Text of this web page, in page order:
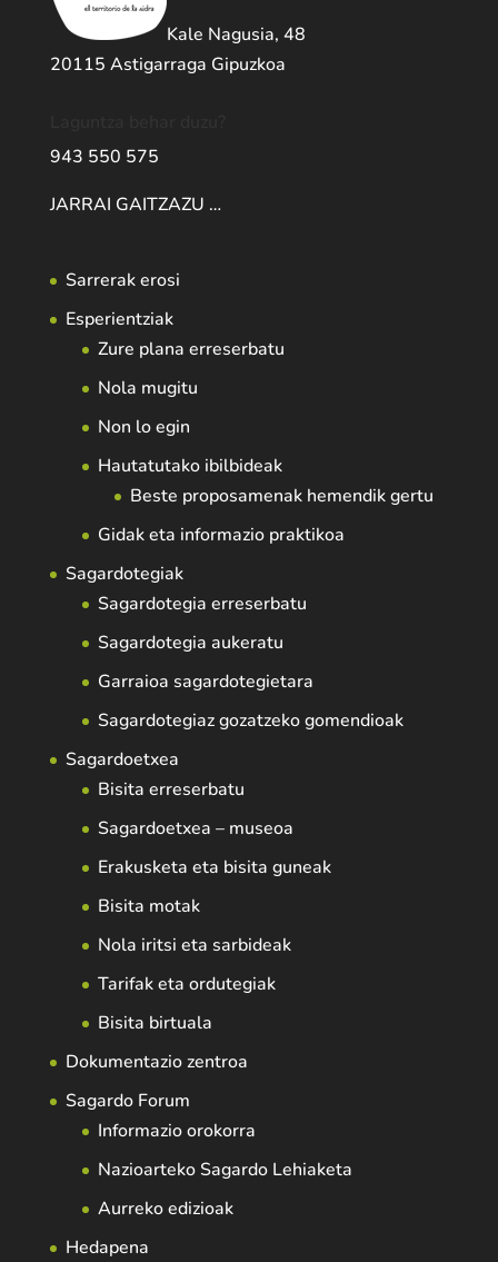
Kale Nagusia, 48
20115 Astigarraga Gipuzkoa
943 550 575
JARRAI GAITZAZU …
Sarrerak erosi
Esperientziak
Zure plana erreserbatu
Nola mugitu
Non lo egin
Hautatutako ibilbideak
Beste proposamenak hemendik gertu
Gidak eta informazio praktikoa
Sagardotegiak
Sagardotegia erreserbatu
Sagardotegia aukeratu
Garraioa sagardotegietara
Sagardotegiaz gozatzeko gomendioak
Sagardoetxea
Bisita erreserbatu
Sagardoetxea – museoa
Erakusketa eta bisita guneak
Bisita motak
Nola iritsi eta sarbideak
Tarifak eta ordutegiak
Bisita birtuala
Dokumentazio zentroa
Sagardo Forum
Informazio orokorra
Nazioarteko Sagardo Lehiaketa
Aurreko edizioak
Hedapena